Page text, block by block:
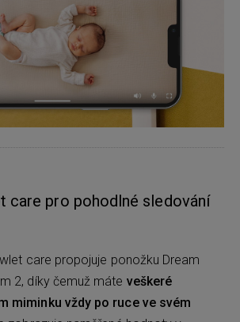
care pro pohodlné sledování
care propojuje ponožku Dream
2, díky čemuž máte veškeré
miminku vždy po ruce ve svém